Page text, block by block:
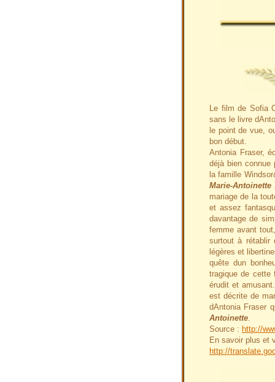
Le film de Sofia
sans le livre
le point de vue,
bon début.
Antonia Fraser,
déjà bien connue
la famille
Marie-
mariage de la
et assez
davantage de
femme avant
surtout à rétablir
légères et
quête dun
tragique de cette
érudit et
est décrite de
dAntonia Fraser
Antoinette.
Source : http://
En savoir plus et
http://